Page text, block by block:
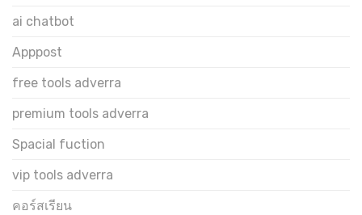
ai chatbot
Apppost
free tools adverra
premium tools adverra
Spacial fuction
vip tools adverra
คอร์สเรียน